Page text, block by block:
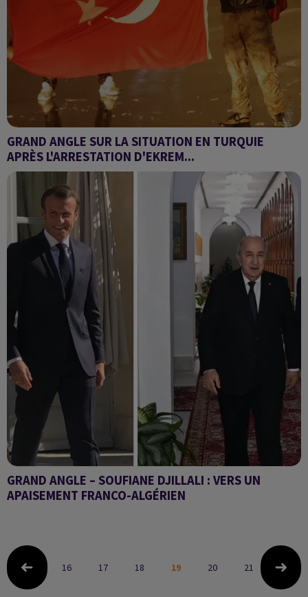
GRAND ANGLE SUR LA SITUATION EN TURQUIE
APRÈS L'ARRESTATION D'EKREM...
GRAND ANGLE Sur La Situation en Turquie Arès L'arrestation
D'Ekrem Imamoğlu
GRAND ANGLE – SOUFIANE DJILLALI : VERS UN
APAISEMENT FRANCO-ALGÉRIEN
16 17 18 19 20 21 22